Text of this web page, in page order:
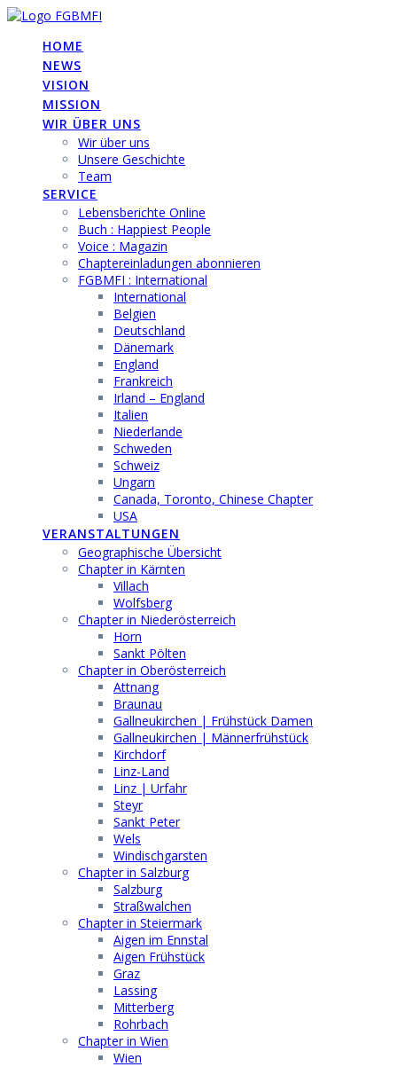
Skip
contentHOME
NEWS
VISION
MISSION
WIR ÜBER UNS
Wir über uns
Unsere Geschichte
Team
SERVICE
Lebensberichte Online
Buch : Happiest People
Voice : Magazin
Chaptereinladungen abonnieren
FGBMFI : International
International
Belgien
Deutschland
Dänemark
England
Frankreich
Irland – England
Italien
Niederlande
Schweden
Schweiz
Ungarn
Canada, Toronto, Chinese Chapter
USA
VERANSTALTUNGEN
Geographische Übersicht
Chapter in Kärnten
Villach
Wolfsberg
Chapter in Niederösterreich
Horn
Sankt Pölten
Chapter in Oberösterreich
Attnang
Braunau
Gallneukirchen | Frühstück Damen
Gallneukirchen | Männerfrühstück
Kirchdorf
Linz-Land
Linz | Urfahr
Steyr
Sankt Peter
Wels
Windischgarsten
Chapter in Salzburg
Salzburg
Straßwalchen
Chapter in Steiermark
Aigen im Ennstal
Aigen Frühstück
Graz
Lassing
Mitterberg
Rohrbach
Chapter in Wien
Wien